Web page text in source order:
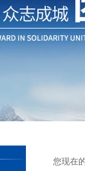
您现在